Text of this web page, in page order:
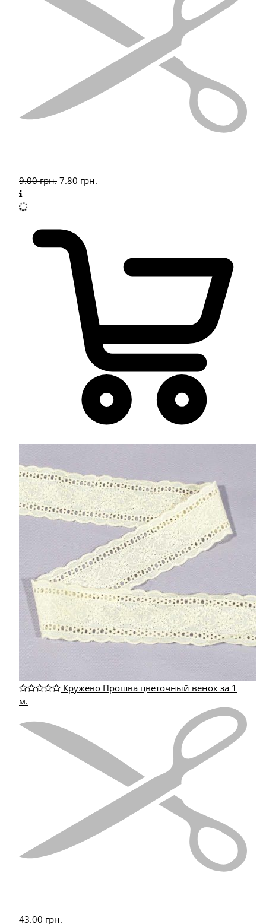
9.00грн. 7.80 грн.
Кружево Прошва цветочный венок за 1
м.
43.00 грн.